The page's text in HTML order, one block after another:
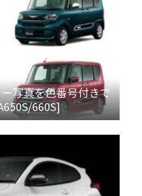
写真を色番号付きで
660S]